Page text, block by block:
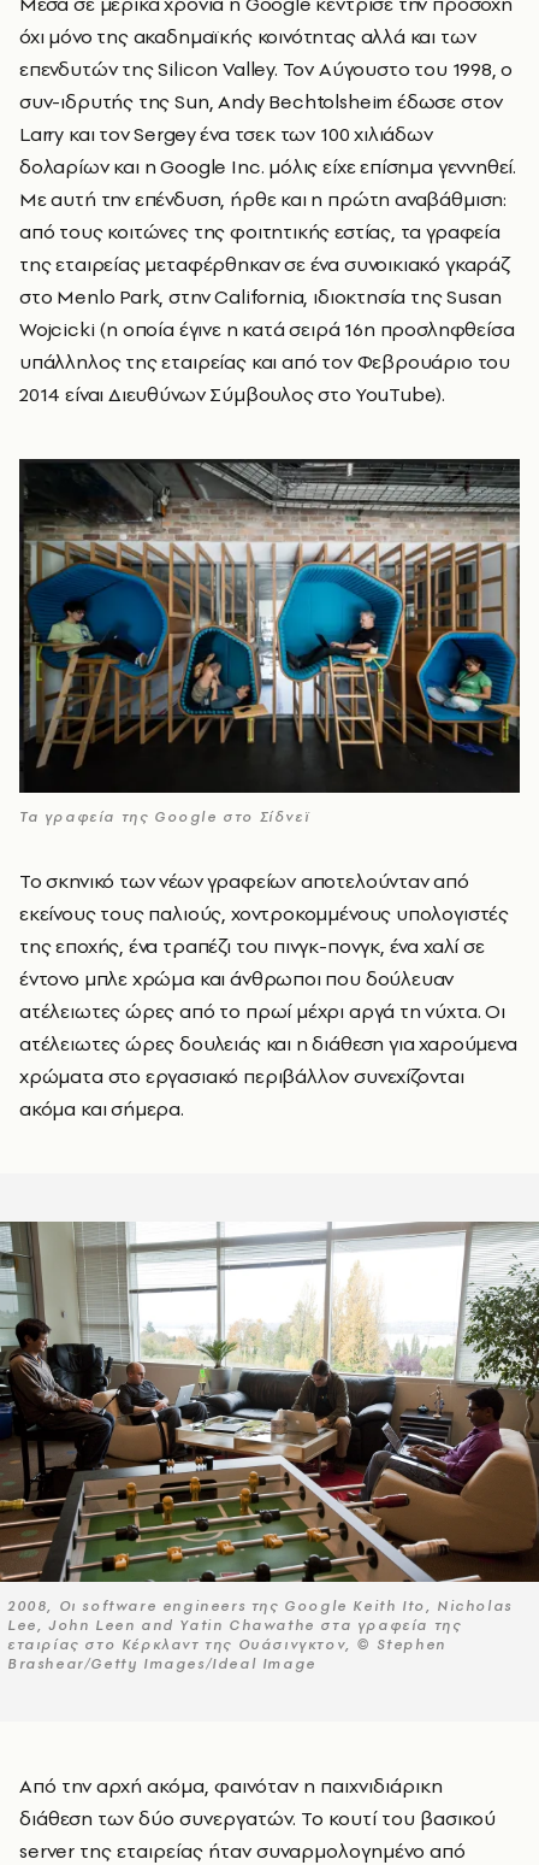
όχι μόνο της ακαδημαϊκής κοινότητας αλλά και των
επενδυτών της Silicon Valley. Τον Αύγουστο του 1998, ο
συν-ιδρυτής της Sun, Andy Bechtolsheim έδωσε στον
Larry και τον Sergey ένα τσεκ των 100 χιλιάδων
δολαρίων και η Google Inc. μόλις είχε επίσημα γεννηθεί.
Με αυτή την επένδυση, ήρθε και η πρώτη αναβάθμιση:
από τους κοιτώνες της φοιτητικής εστίας, τα γραφεία
της εταιρείας μεταφέρθηκαν σε ένα συνοικιακό γκαράζ
στο Menlo Park, στην California, ιδιοκτησία της Susan
Wojcicki (η οποία έγινε η κατά σειρά 16η προσληφθείσα
υπάλληλος της εταιρείας και από τον Φεβρουάριο του
2014 είναι Διευθύνων Σύμβουλος στο YouTube).
Τα γραφεία της Google στο Σίδνεϊ
Το σκηνικό των νέων γραφείων αποτελούνταν από
εκείνους τους παλιούς, χοντροκομμένους υπολογιστές
της εποχής, ένα τραπέζι του πινγκ-πονγκ, ένα χαλί σε
έντονο μπλε χρώμα και άνθρωποι που δούλευαν
ατέλειωτες ώρες από το πρωί μέχρι αργά τη νύχτα. Οι
ατέλειωτες ώρες δουλειάς και η διάθεση για χαρούμενα
χρώματα στο εργασιακό περιβάλλον συνεχίζονται
ακόμα και σήμερα.
2008, Οι software engineers της Google Keith Ito, Nicholas
Lee, John Leen and Yatin Chawathe στα γραφεία της
εταιρίας στο Κέρκλαντ της Ουάσινγκτον, © Stephen
Brashear/Getty Images/Ideal Image
Από την αρχή ακόμα, φαινόταν η παιχνιδιάρικη
διάθεση των δύο συνεργατών. Το κουτί του βασικού
server της εταιρείας ήταν συναρμολογημένο από